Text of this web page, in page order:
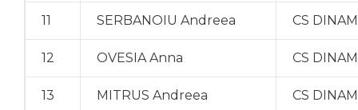
11 SERBANOIU Andreea CS
12 OVESIA Anna CS
13 MITRUS Andreea CS